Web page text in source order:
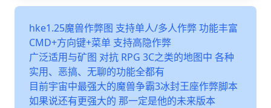
hke1.25魔兽作弊图 支持单人/多人作弊 功能丰富
CMD+方向键+菜单 支持高隐作弊
广泛适用与矿图 对抗 RPG 3C之类的地图中 各种
实用、恶搞、无聊的功能全都有
目前宇宙中最强大的魔兽争霸3冰封王座作弊脚本
如果说还有更强大的 那一定是他的未来版本